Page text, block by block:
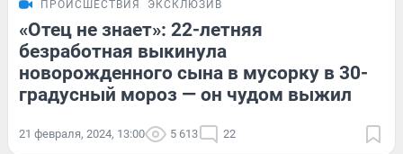
ПРОИСШЕСТВИЯ ЭКСКЛЮЗИВ
«Отец не знает»: 22-летняя
безработная выкинула
новорожденного сына в мусорку в 30-
градусный мороз — он чудом выжил
21 февраля, 2024, 13:00 5 613 22